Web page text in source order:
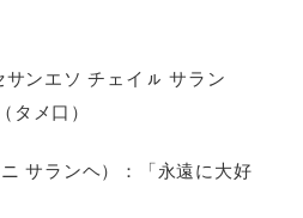
サンエソ チェイㇽ サラン
メ口）
ニ サランヘ）：「永遠に大好